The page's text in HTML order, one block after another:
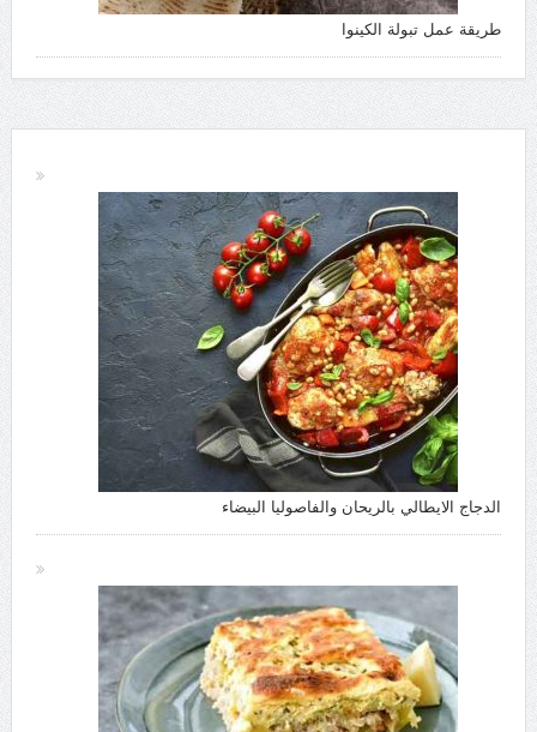
طريقة عمل تبولة الكينوا
الدجاج الايطالي بالريحان والفاصوليا البيضاء